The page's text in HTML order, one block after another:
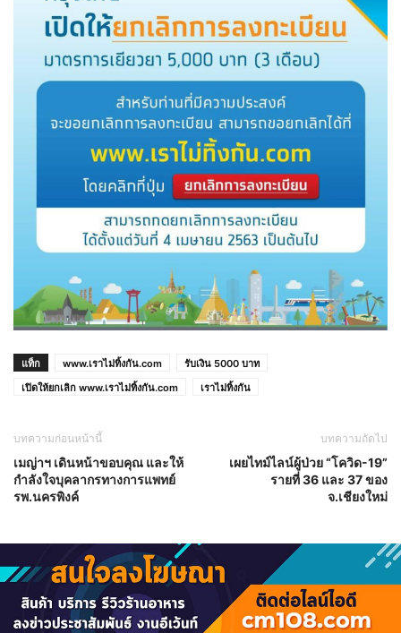
แท็ก www.เราไม่ทิ้งกัน.com
รับเงิน 5000 บาท
เปิดให้ยกเลิก www.เราไม่ทิ้งกัน.com
เราไม่ทิ้งกัน
บทความก่อนหน้านี้
เมญ่าฯ เดินหน้าขอบคุณ และให้
กำลังใจบุคลากรทางการแพทย์
รพ.นครพิงค์
บทความถัดไป
เผยไทม์ไลน์ผู้ป่วย “โควิด-19”
รายที่ 36 และ 37 ของ
จ.เชียงใหม่